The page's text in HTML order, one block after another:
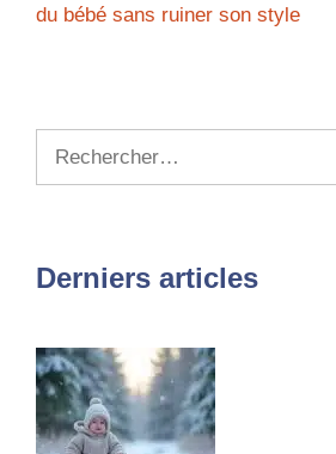
du bébé sans ruiner son style
Derniers articles